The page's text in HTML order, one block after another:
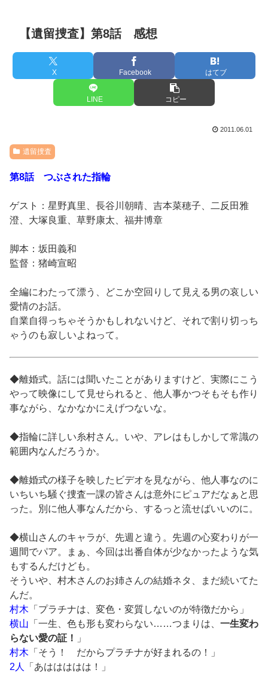
【遺留捜査】第8話 感想
X Facebook はてブ
LINE コピー
2011.06.01
遺留捜査
第8話 つぶされた指輪
ゲスト：星野真里、長谷川朝晴、吉本菜穂子、二反田雅
澄、大塚良重、草野康太、福井博章
脚本：坂田義和
監督：猪崎宣昭
全編にわたって漂う、どこか空回りして見える男の哀しい
愛情のお話。
自業自得っちゃそうかもしれないけど、それで割り切っち
ゃうのも寂しいよねって。
◆離婚式。話には聞いたことがありますけど、実際にこう
やって映像にして見せられると、他人事かつそもそも作り
事ながら、なかなかにえげつないな。
◆指輪に詳しい糸村さん。いや、アレはもしかして常識の
範囲内なんだろうか。
◆離婚式の様子を映したビデオを見ながら、他人事なのに
いちいち騒ぐ捜査一課の皆さんは意外にピュアだなぁと思
った。別に他人事なんだから、するっと流せばいいのに。
◆横山さんのキャラが、先週と違う。先週の心変わりが一
週間でパア。まぁ、今回は出番自体が少なかったような気
もするんだけども。
そういや、村木さんのお姉さんの結婚ネタ、まだ続いてた
んだ。
村木 「プラチナは、変色・変質しないのが特徴だから」
横山 「一生、色も形も変わらない……つまりは、 一生変わ
らない愛の証！
」
村木 「そう！ だからプラチナが好まれるの！」
2人
「あははははは！」